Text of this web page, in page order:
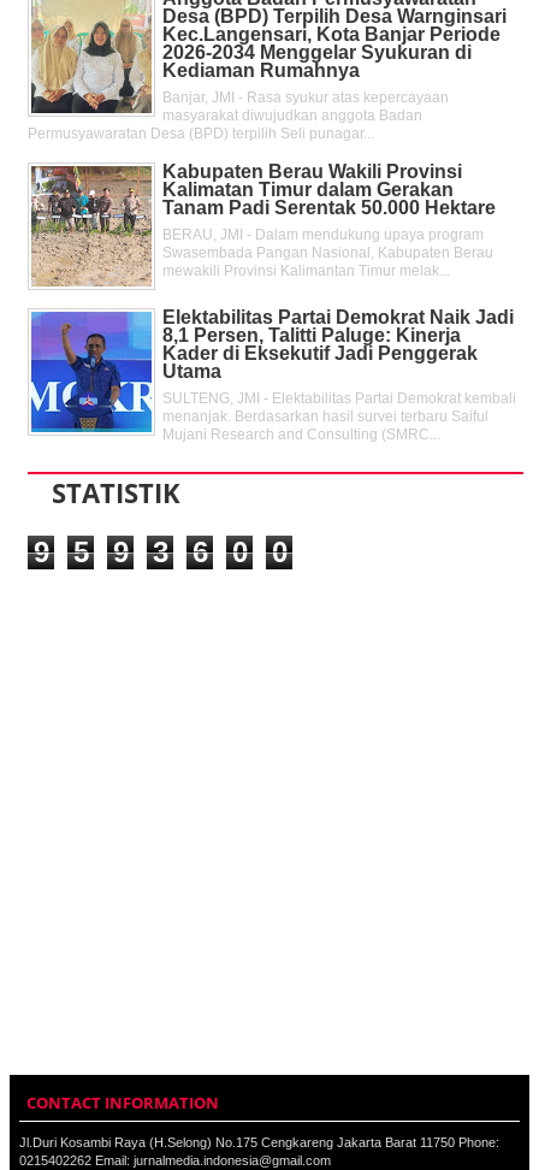
Desa (BPD) Terpilih Desa Warnginsari
Kec.Langensari, Kota Banjar Periode
2026-2034 Menggelar Syukuran di
Kediaman Rumahnya
Banjar, JMI - Rasa syukur atas kepercayaan
masyarakat diwujudkan anggota Badan
Permusyawaratan Desa (BPD) terpilih Seli punagar...
Kabupaten Berau Wakili Provinsi
Kalimatan Timur dalam Gerakan
Tanam Padi Serentak 50.000 Hektare
BERAU, JMI - Dalam mendukung upaya program
Swasembada Pangan Nasional, Kabupaten Berau
mewakili Provinsi Kalimantan Timur melak...
Elektabilitas Partai Demokrat Naik Jadi
8,1 Persen, Talitti Paluge: Kinerja
Kader di Eksekutif Jadi Penggerak
Utama
SULTENG, JMI - Elektabilitas Partai Demokrat kembali
menanjak. Berdasarkan hasil survei terbaru Saiful
Mujani Research and Consulting (SMRC...
STATISTIK
9 5 9 3 6 0 0
CONTACT INFORMATION
Jl.Duri Kosambi Raya (H.Selong) No.175 Cengkareng Jakarta Barat 11750 Phone:
0215402262 Email: jurnalmedia.indonesia@gmail.com